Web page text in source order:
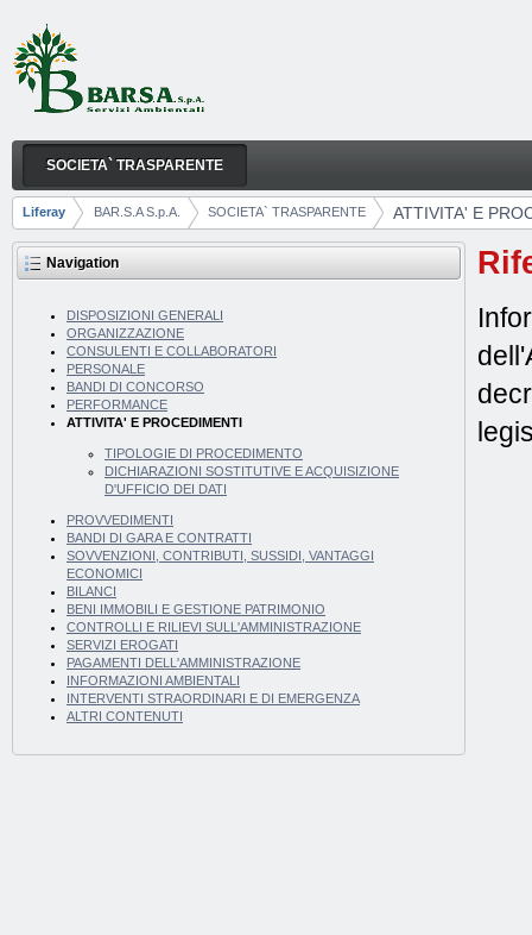
Skip to Content
ATTIVITA' E PROCEDIMENTI
Navigation
SOCIETA` TRASPARENTE
Breadcrumbs
Liferay BAR.S.A S.p.A. SOCIETA` TRASPARENTE ATTIVITA' E
Navigation
DISPOSIZIONI GENERALI
ORGANIZZAZIONE
CONSULENTI E COLLABORATORI
PERSONALE
BANDI DI CONCORSO
PERFORMANCE
ATTIVITA' E PROCEDIMENTI
TIPOLOGIE DI PROCEDIMENTO
DICHIARAZIONI SOSTITUTIVE E ACQUISIZIONE
D'UFFICIO DEI DATI
PROVVEDIMENTI
BANDI DI GARA E CONTRATTI
SOVVENZIONI, CONTRIBUTI, SUSSIDI, VANTAGGI
ECONOMICI
BILANCI
BENI IMMOBILI E GESTIONE PATRIMONIO
CONTROLLI E RILIEVI SULL'AMMINISTRAZIONE
SERVIZI EROGATI
PAGAMENTI DELL'AMMINISTRAZIONE
INFORMAZIONI AMBIENTALI
INTERVENTI STRAORDINARI E DI EMERGENZA
ALTRI CONTENUTI